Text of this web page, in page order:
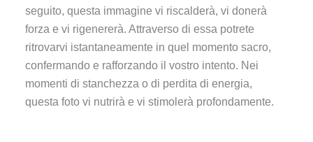
seguito, questa immagine vi riscalderà, vi donerà
forza e vi rigenererà. Attraverso di essa potrete
ritrovarvi istantaneamente in quel momento sacro,
confermando e rafforzando il vostro intento. Nei
momenti di stanchezza o di perdita di energia,
questa foto vi nutrirà e vi stimolerà profondamente.